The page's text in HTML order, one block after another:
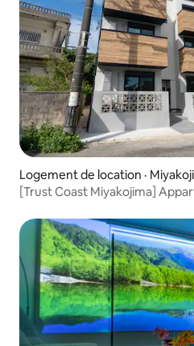
Logement de location ·
[Trust Coast Miyakojima]
longue durée et les